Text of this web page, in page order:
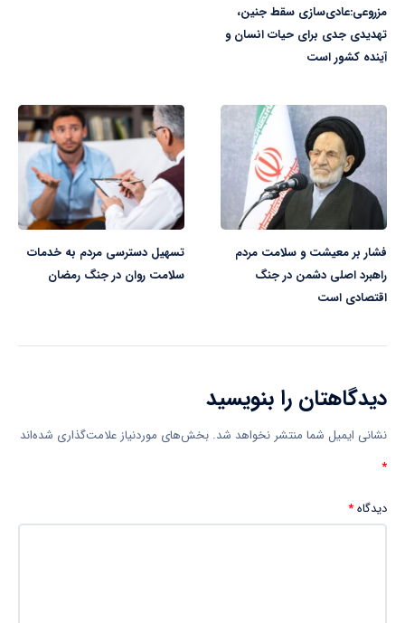
مزروعی:عادی‌سازی سقط جنین،
تهدیدی جدی برای حیات انسان و
آینده کشور است
فشار بر معیشت و سلامت مردم
راهبرد اصلی دشمن در جنگ
اقتصادی است
تسهیل دسترسی مردم به خدمات
سلامت روان در جنگ رمضان
دیدگاهتان را بنویسید
نشانی ایمیل شما منتشر نخواهد شد. بخش‌های موردنیاز علامت‌گذاری شده‌اند
*
دیدگاه*